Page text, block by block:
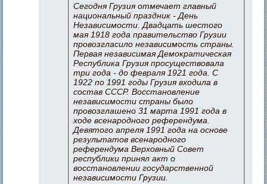
Сегодня Грузия отмечает главный
национальный праздник - День
Независимости. Двадцать шестого
мая 1918 года правительство Грузии
провозгласило независимость страны.
Первая независимая Демократическая
Республика Грузия просуществовала
три года - до февраля 1921 года. С
1922 по 1991 годы Грузия входила в
состав СССР. Восстановление
независимости страны было
провозглашено 31 марта 1991 года в
ходе всенародного референдума.
Девятого апреля 1991 года на основе
результатов всенародного
референдума Верховный Совет
республики принял акт о
восстановлении государственной
независимости Грузии.